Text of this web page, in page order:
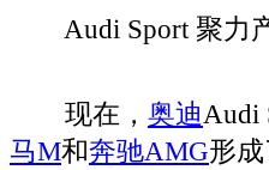
Audi Sport 聚力
现在， 奥迪Audi
马M和奔驰AMG形